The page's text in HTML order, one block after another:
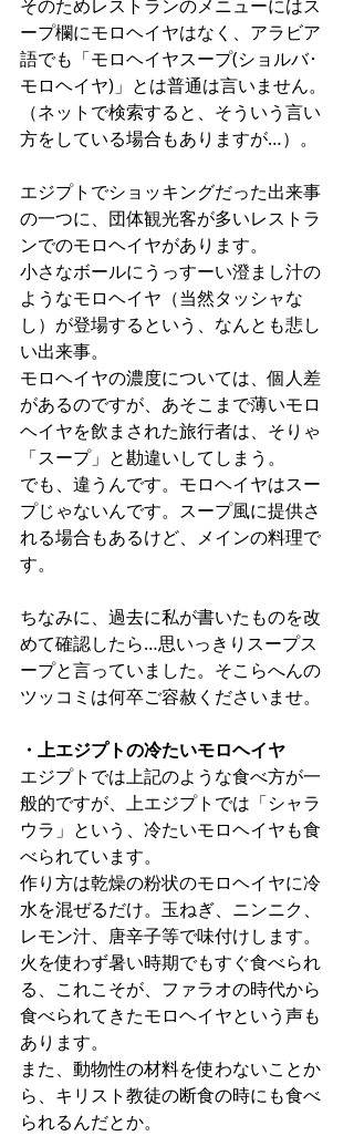
そのためレストランのメニューにはス
ープ欄にモロヘイヤはなく、アラビア
語でも「モロヘイヤスープ(ショルバ･
モロヘイヤ)」とは普通は言いません。
（ネットで検索すると、そういう言い
方をしている場合もありますが…）。
エジプトでショッキングだった出来事
の一つに、団体観光客が多いレストラ
ンでのモロヘイヤがあります。
小さなボールにうっすーい澄まし汁の
ようなモロヘイヤ（当然タッシャな
し）が登場するという、なんとも悲し
い出来事。
モロヘイヤの濃度については、個人差
があるのですが、あそこまで薄いモロ
ヘイヤを飲まされた旅行者は、そりゃ
「スープ」と勘違いしてしまう。
でも、違うんです。モロヘイヤはスー
プじゃないんです。スープ風に提供さ
れる場合もあるけど、メインの料理で
す。
ちなみに、過去に私が書いたものを改
めて確認したら…思いっきりスープス
ープと言っていました。そこらへんの
ツッコミは何卒ご容赦くださいませ。
・上エジプトの冷たいモロヘイヤ
エジプトでは上記のような食べ方が一
般的ですが、上エジプトでは「シャラ
ウラ」という、冷たいモロヘイヤも食
べられています。
作り方は乾燥の粉状のモロヘイヤに冷
水を混ぜるだけ。玉ねぎ、ニンニク、
レモン汁、唐辛子等で味付けします。
火を使わず暑い時期でもすぐ食べられ
る、これこそが、ファラオの時代から
食べられてきたモロヘイヤという声も
あります。
また、動物性の材料を使わないことか
ら、キリスト教徒の断食の時にも食べ
られるんだとか。